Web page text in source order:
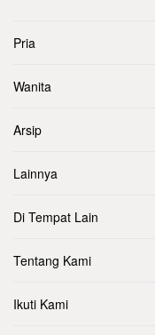
Pria
Wanita
Arsip
Lainnya
Di Tempat Lain
Tentang Kami
Ikuti Kami